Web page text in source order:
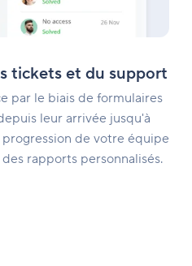
tickets et du support
par le biais de formulaires
leur arrivée jusqu'à
de votre équipe
rapports personnalisés.